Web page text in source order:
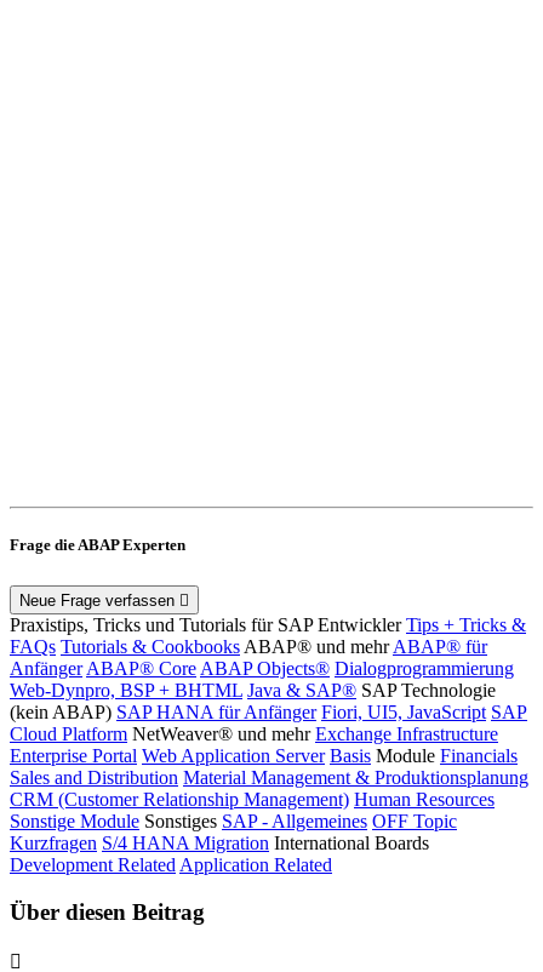
Frage die ABAP Experten
Neue Frage verfassen
Praxistips, Tricks und Tutorials für SAP Entwickler Tips + Tricks &
FAQs Tutorials & Cookbooks ABAP® und mehr ABAP® für
Anfänger ABAP® Core ABAP Objects® Dialogprogrammierung
Web-Dynpro, BSP + BHTML Java & SAP® SAP Technologie
(kein ABAP) SAP HANA für Anfänger Fiori, UI5, JavaScript SAP
Cloud Platform NetWeaver® und mehr Exchange Infrastructure
Enterprise Portal Web Application Server Basis Module Financials
Sales and Distribution Material Management & Produktionsplanung
CRM (Customer Relationship Management) Human Resources
Sonstige Module Sonstiges SAP - Allgemeines OFF Topic
Kurzfragen S/4 HANA Migration International Boards
Development Related Application Related
Über diesen Beitrag